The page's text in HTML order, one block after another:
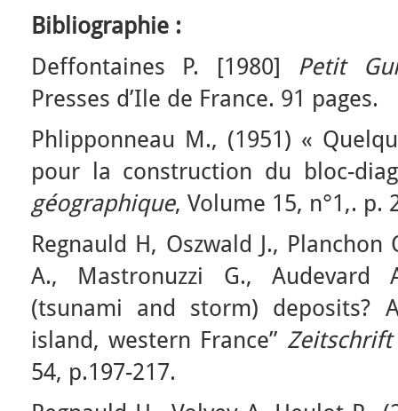
Bibliographie :
Deffontaines P. [1980] Petit
Presses d’Ile de France. 91 pages.
Phlipponneau M., (1951) «
pour la construction du bloc-
géographique, Volume 15, n°1,. p.
Regnauld H, Oszwald J.,
A., Mastronuzzi G., Audevard
(tsunami and storm) deposits?
island, western France”
54, p.197-217.